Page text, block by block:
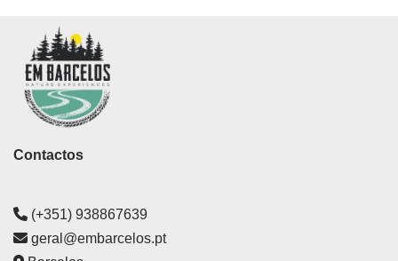
Contactos
(+351) 938867639
geral@embarcelos.pt